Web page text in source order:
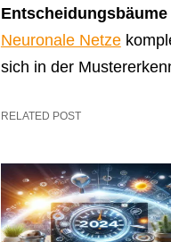
Entscheidungsbäume
Neuronale Netze
sich in der
RELATED POST